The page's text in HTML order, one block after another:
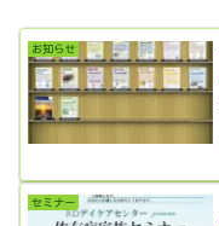
お知らせ
セミナー